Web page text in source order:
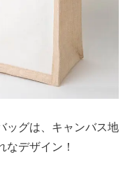
ッグは、キャンバス地
なデザイン！